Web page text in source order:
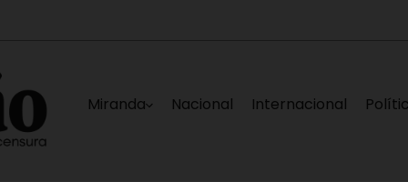
Miranda Nacional Internacional